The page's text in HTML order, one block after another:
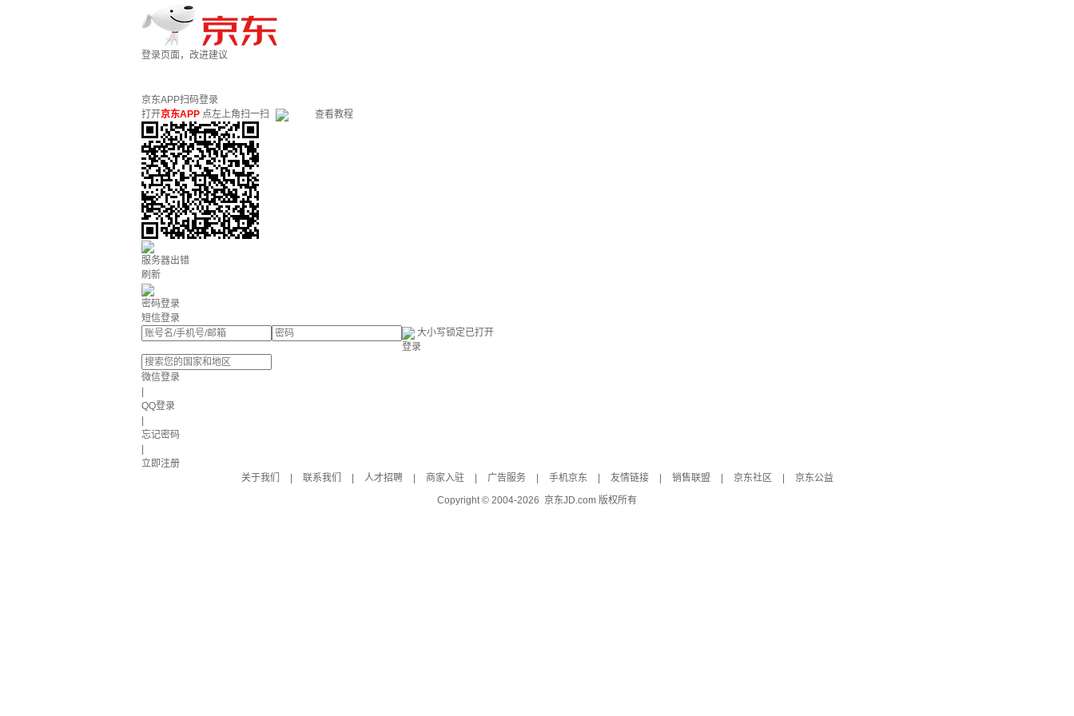
登录页面，改进建议
京东APP扫码登录
打开京东APP 点左上角扫一扫 查看教程
服务器出错
刷新
密码登录
短信登录
大小写锁定已打开
登录
微信登录
QQ登录
忘记密码
立即注册
关于我们
联系我们 人才招聘 商家入驻 广告服务 手机京东 友情链接 销售联盟 京东社区
京东公益
Copyright © 2004-2026 京东JD.com 版权所有